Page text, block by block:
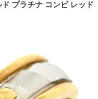
プラチナ コンビ レッド